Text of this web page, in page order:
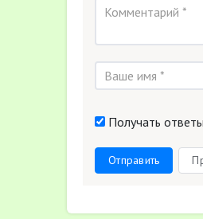
Получать
Отправить